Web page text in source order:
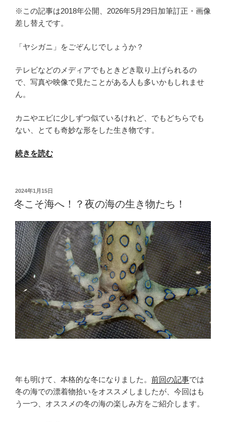
※この記事は2018年公開、2026年5月29日加筆訂正・画像
差し替えです。
「ヤシガニ」をごぞんじでしょうか？
テレビなどのメディアでもときどき取り上げられるの
で、写真や映像で見たことがある人も多いかもしれませ
ん。
カニやエビに少しずつ似ているけれど、でもどちらでも
ない、とても奇妙な形をした生き物です。
“ヤ
ニ
と
生
態・
大
き
さ・
危
険
性・
食
べ
の
か
等
続きを読む
投
稿
日:
2024年1月15日
冬こそ海へ！？夜の海の生き物たち！
年も明けて、本格的な冬になりました。 前回の記事では
冬の海での漂着物拾いをオススメしましたが、今回はも
う一つ、オススメの冬の海の楽しみ方をご紹介します。